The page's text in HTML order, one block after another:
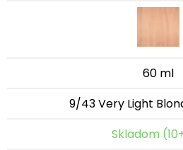
60 ml
9/43 Very Light
Skladom